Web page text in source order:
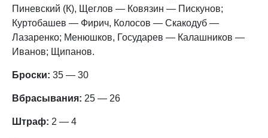
Пиневский (К), Щеглов — Ковязин — Пискунов;
Куртобашев — Фирич, Колосов — Скакодуб —
Лазаренко; Менюшков, Государев — Калашников —
Иванов; Щипанов.
Броски: 35 — 30
Вбрасывания: 25 — 26
Штраф: 2 — 4